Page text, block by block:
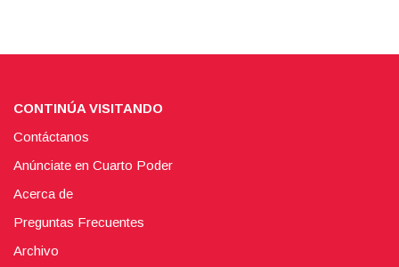
CONTINÚA VISITANDO
Contáctanos
Anúnciate en Cuarto Poder
Acerca de
Preguntas Frecuentes
Archivo